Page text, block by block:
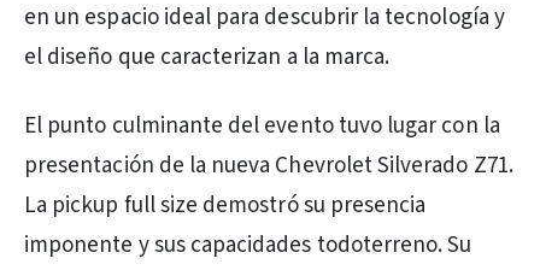
en un espacio ideal para descubrir la tecnología y
el diseño que caracterizan a la marca.
El punto culminante del evento tuvo lugar con la
presentación de la nueva Chevrolet Silverado Z71.
La pickup full size demostró su presencia
imponente y sus capacidades todoterreno. Su